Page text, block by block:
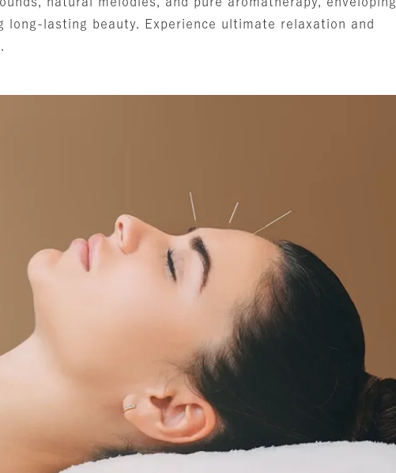
long-lasting beauty. Experience ultimate relaxation and